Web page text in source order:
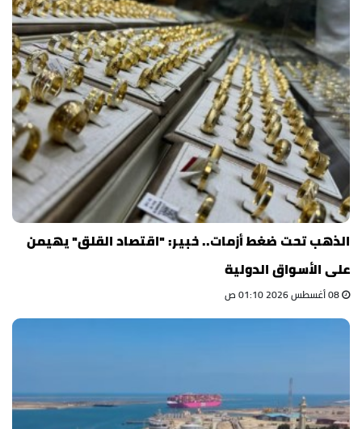
الذهب تحت ضغط أزمات.. خبير: "اقتصاد القلق" يهيمن
على الأسواق الدولية